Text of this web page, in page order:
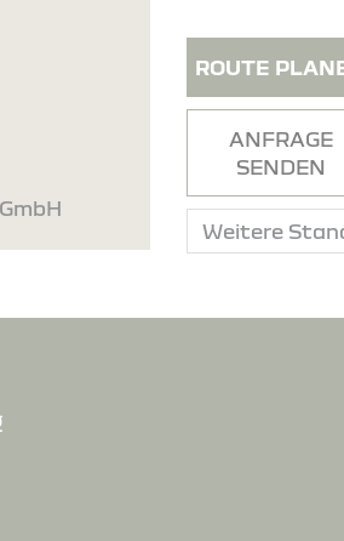
ROUTE
ANFRAGE
SENDEN